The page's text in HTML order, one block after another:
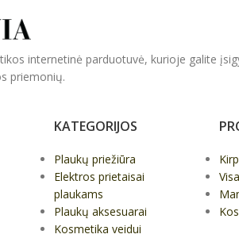
internetinė parduotuvė, kurioje galite
priemonių.
KATEGORIJOS
Plaukų priežiūra
Elektros prietaisai
plaukams
Plaukų aksesuarai
Kosmetika veidui